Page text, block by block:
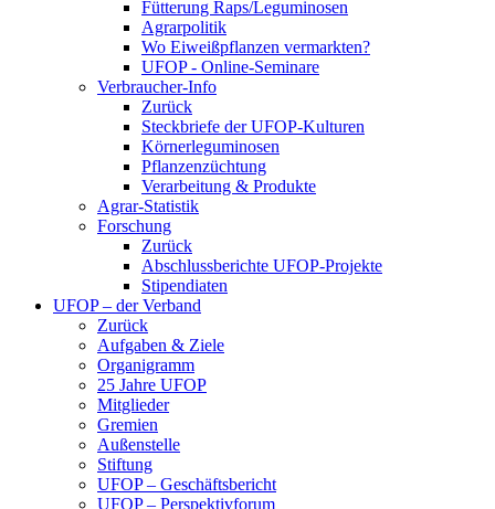
Fütterung Raps/Leguminosen
Agrarpolitik
Wo Eiweißpflanzen vermarkten?
UFOP - Online-Seminare
Verbraucher-Info
Zurück
Steckbriefe der UFOP-Kulturen
Körnerleguminosen
Pflanzenzüchtung
Verarbeitung & Produkte
Agrar-Statistik
Forschung
Zurück
Abschlussberichte UFOP-Projekte
Stipendiaten
UFOP – der Verband
Zurück
Aufgaben & Ziele
Organigramm
25 Jahre UFOP
Mitglieder
Gremien
Außenstelle
Stiftung
UFOP – Geschäftsbericht
UFOP – Perspektivforum